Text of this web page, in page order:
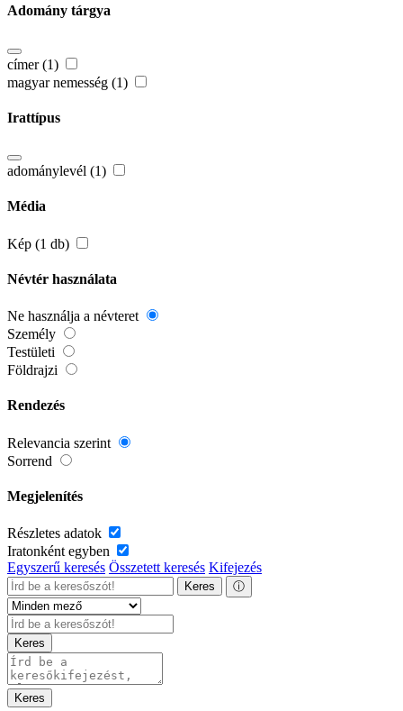
Adomány tárgya
címer (1)
magyar nemesség (1)
Irattípus
adománylevél (1)
Média
Kép (1 db)
Névtér használata
Ne használja a névteret
Személy
Testületi
Földrajzi
Rendezés
Relevancia szerint
Sorrend
Megjelenítés
Részletes adatok
Iratonként egyben
Egyszerű keresés Összetett keresés Kifejezés
Keres ⓘ
Keres
Keres